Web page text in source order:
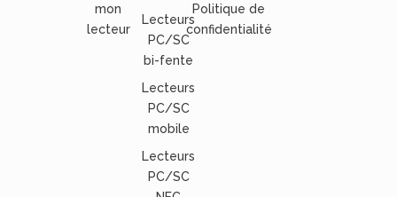
mon
lecteur
Lecteurs
PC/SC
bi-fente
Lecteurs
PC/SC
mobile
Lecteurs
PC/SC
Politique de
confidentialité